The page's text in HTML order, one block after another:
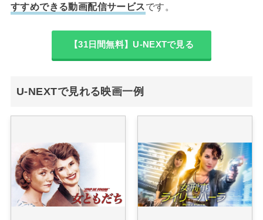
すすめできる動画配信サービスです。
【31日間無料】U-NEXTで見る
U-NEXTで見れる映画一例